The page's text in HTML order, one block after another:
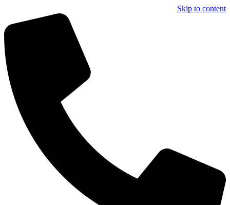
Skip to content